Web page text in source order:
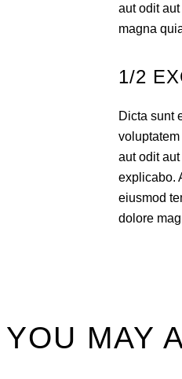
aut odit
magna
1/2
Dicta sunt
aut odit
explicabo.
eiusmod
dolore
YOU MAY
MOISTURIZING